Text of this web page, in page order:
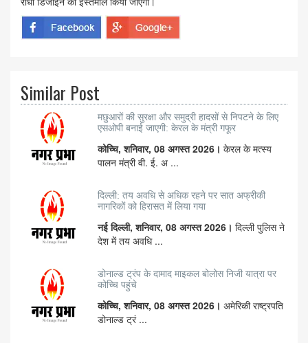
Similar Post
मछुआरों की सुरक्षा और समुद्री हादसों से निपटने के लिए
एसओपी बनाई जाएगी: केरल के मंत्री गफूर
कोच्चि, शनिवार, 08 अगस्त 2026। केरल के मत्स्य
पालन मंत्री वी. ई. अ ...
दिल्ली: तय अवधि से अधिक रहने पर सात अफ्रीकी
नागरिकों को हिरासत में लिया गया
नई दिल्ली, शनिवार, 08 अगस्त 2026। दिल्ली पुलिस ने
देश में तय अवधि ...
डोनाल्ड ट्रंप के दामाद माइकल बोलोस निजी यात्रा पर
कोच्चि पहुंचे
कोच्चि, शनिवार, 08 अगस्त 2026। अमेरिकी राष्ट्रपति
डोनाल्ड ट्रं ...